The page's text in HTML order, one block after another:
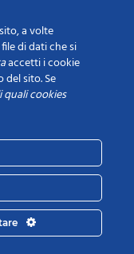
a volte
di dati che si
accetti i cookie
sito. Se
quali cookies